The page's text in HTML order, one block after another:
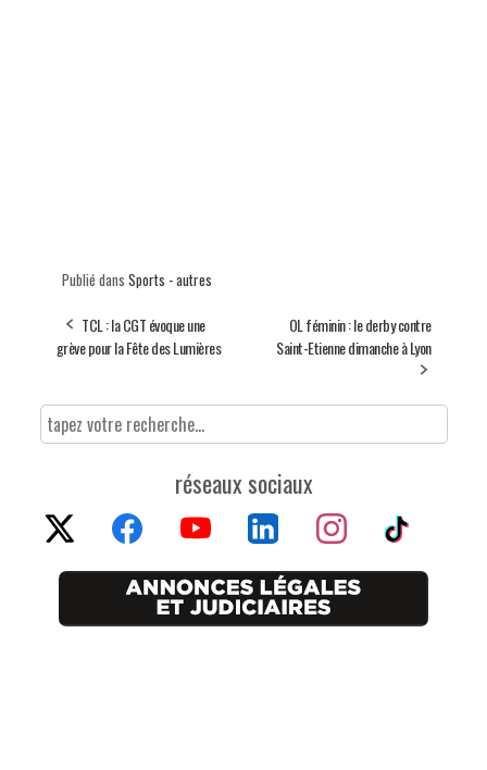
Publié dans Sports - autres
TCL : la CGT évoque une
grève pour la Fête des Lumières
OL féminin : le derby contre
Saint-Etienne dimanche à Lyon
réseaux sociaux